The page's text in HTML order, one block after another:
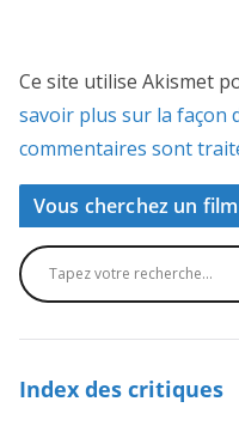
Ce site utilise Akismet
savoir plus sur la façon
commentaires sont
Vous cherchez un
Index des critiques